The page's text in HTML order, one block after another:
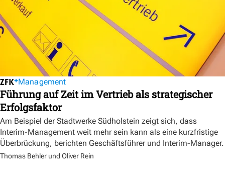
Management
Führung auf Zeit im Vertrieb als strategischer
Erfolgsfaktor
Am Beispiel der Stadtwerke Südholstein zeigt sich, dass
Interim-Management weit mehr sein kann als eine kurzfristige
Überbrückung, berichten Geschäftsführer und Interim-Manager.
Thomas Behler und Oliver Rein